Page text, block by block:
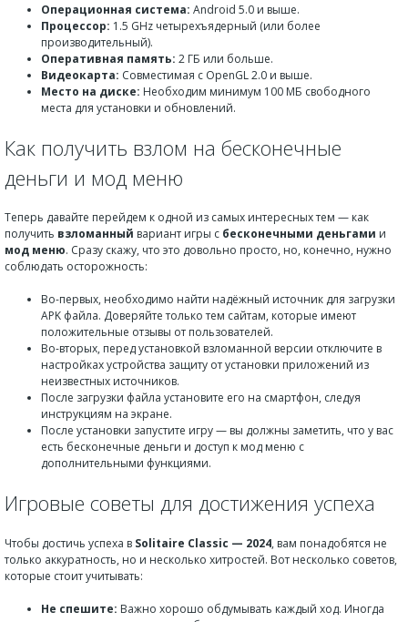
Операционная система: Android 5.0 и выше.
Процессор: 1.5 GHz четырехъядерный (или более
производительный).
Оперативная память: 2 ГБ или больше.
Видеокарта: Совместимая с OpenGL 2.0 и выше.
Место на диске: Необходим минимум 100 МБ свободного
места для установки и обновлений.
Как получить взлом на бесконечные
деньги и мод меню
Теперь давайте перейдем к одной из самых интересных тем — как
получить взломанный вариант игры с бесконечными деньгами и
мод меню. Сразу скажу, что это довольно просто, но, конечно, нужно
соблюдать осторожность:
Во-первых, необходимо найти надёжный источник для загрузки
APK файла. Доверяйте только тем сайтам, которые имеют
положительные отзывы от пользователей.
Во-вторых, перед установкой взломанной версии отключите в
настройках устройства защиту от установки приложений из
неизвестных источников.
После загрузки файла установите его на смартфон, следуя
инструкциям на экране.
После установки запустите игру — вы должны заметить, что у вас
есть бесконечные деньги и доступ к мод меню с
дополнительными функциями.
Игровые советы для достижения успеха
Чтобы достичь успеха в Solitaire Classic — 2024, вам понадобятся не
только аккуратность, но и несколько хитростей. Вот несколько советов,
которые стоит учитывать:
Не спешите: Важно хорошо обдумывать каждый ход. Иногда